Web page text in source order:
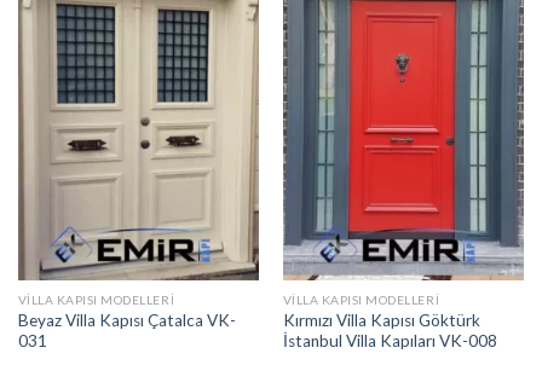
VILLA KAPISI MODELLERI
Beyaz Villa Kapısı Çatalca VK-
031
VILLA KAPISI MODELLERI
Kırmızı Villa Kapısı Göktürk
İstanbul Villa Kapıları VK-008